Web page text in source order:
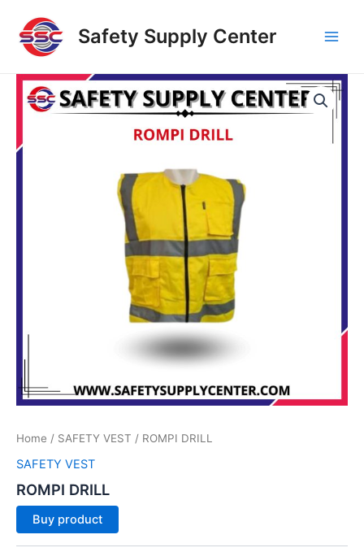
content
Safety Supply Center
Home / SAFETY VEST / ROMPI DRILL
SAFETY VEST
ROMPI DRILL
Buy product